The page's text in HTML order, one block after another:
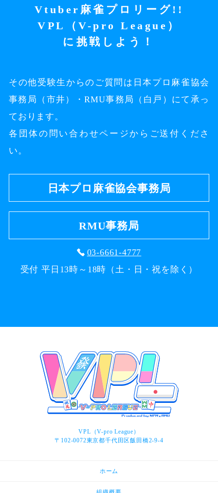
Vtuber麻雀プロリーグ!!
VPL（V-pro League）
に挑戦しよう！
その他受験生からのご質問は 日本プロ麻雀協会
事務局（市井）・RMU事務局（白戸）にて承っ
ております。
各団体の問い合わせページからご送付くださ
い。
日本プロ麻雀協会事務局
RMU事務局
03-6661-4777
受付 平日13時～18時（土・日・祝を除く）
VPL（V-pro League）
〒102-0072東京都千代田区飯田橋2-9-4
ホーム